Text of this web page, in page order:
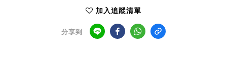
加入追蹤清單
分享到